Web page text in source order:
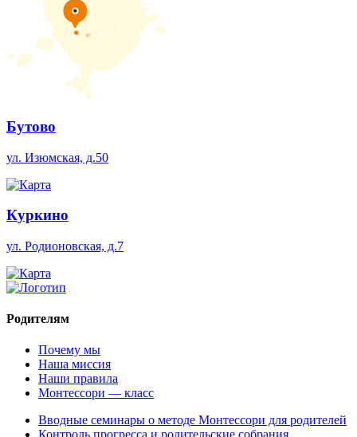
Бутово
ул. Изюмская, д.50
Куркино
ул. Родионовская, д.7
Родителям
Почему мы
Наша миссия
Наши правила
Монтессори — класс
Вводные семинары о методе Монтессори для родителей